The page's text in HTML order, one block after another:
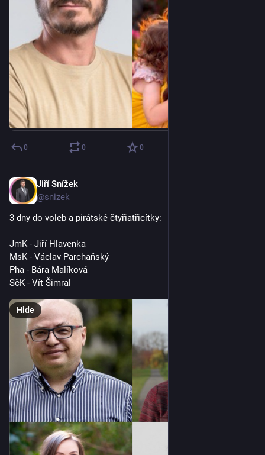
0 0 0
Jiří Snížek
@snizek
3 dny do voleb a pirátské čtyřiatřicítky:
JmK - Jiří Hlavenka
MsK - Václav Parchaňský
Pha - Bára Malíková
SčK - Vít Šimral
Hide